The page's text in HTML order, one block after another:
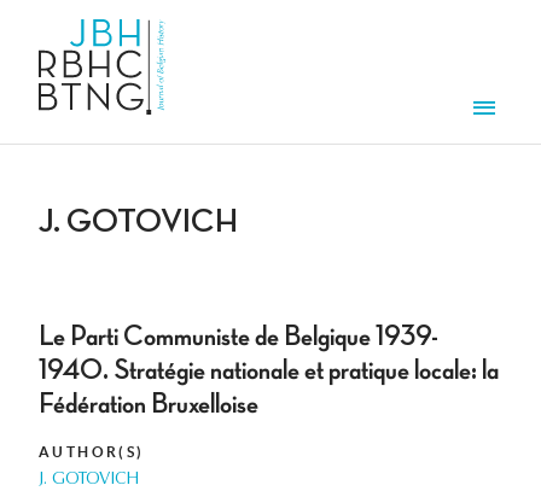
J. GOTOVICH
Le Parti Communiste de Belgique 1939-
1940. Stratégie nationale et pratique locale: la
Fédération Bruxelloise
AUTHOR(S)
J. GOTOVICH